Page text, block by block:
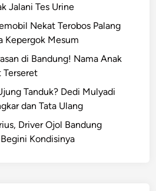
Jalani Tes Urine
Nekat Terobos Palang
Kepergok Mesum
di Bandung! Nama Anak
Terseret
Tanduk? Dedi Mulyadi
dan Tata Ulang
Driver Ojol Bandung
Kondisinya